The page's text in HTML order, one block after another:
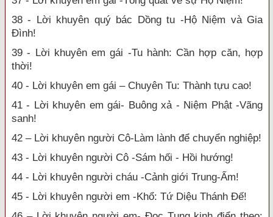
38 - Lời khuyên quý bác Dồng tu -Hộ Niệm và Gia
Đình!
39 - Lời khuyên em gái -Tu hành: Cần hợp căn, hợp
thời!
40 - Lời khuyên em gái – Chuyên Tu: Thành tựu cao!
41 - Lời khuyên em gái- Buông xả - Niệm Phật -Vãng
sanh!
42 – Lời khuyên người Cô-Làm lành để chuyển nghiệp!
43 - Lời khuyên người Cô -Sám hối - Hồi hướng!
44 - Lời khuyên người cháu -Cảnh giới Trung-Ấm!
45 - Lời khuyên người em -Khổ: Tứ Diệu Thánh Đế!